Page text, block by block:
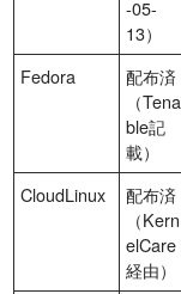
-05-
13）
Fedora
配布済
（Tena
ble記
載）
CloudLinux
配布済
（Kern
elCare
経由）